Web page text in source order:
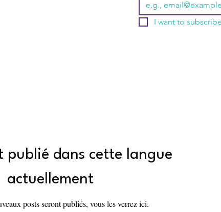
I want to
publié dans cette langue
actuellement
posts seront publiés, vous les verrez ici.